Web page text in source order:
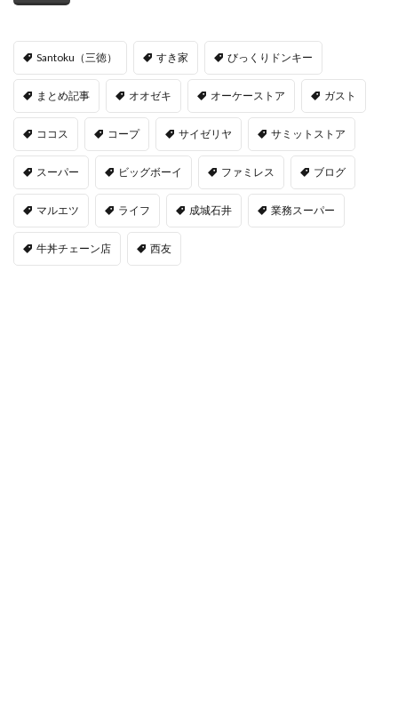
Santoku（三徳） すき家 びっくりドンキー
まとめ記事 オオゼキ オーケーストア ガスト
ココス コープ サイゼリヤ サミットストア
スーパー ビッグボーイ ファミレス ブログ
マルエツ ライフ 成城石井 業務スーパー
牛丼チェーン店 西友